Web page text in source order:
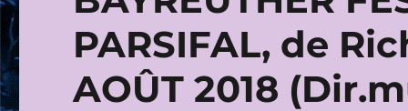
PARSIFAL, de
AOÛT 2018